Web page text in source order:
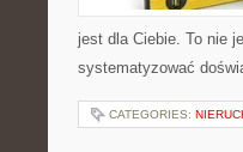
jest dla Ciebie. To nie
systematyzować
CATEGORIES: